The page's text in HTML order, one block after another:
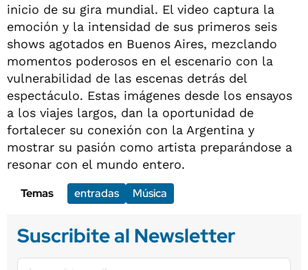
inicio de su gira mundial. El video captura la
emoción y la intensidad de sus primeros seis
shows agotados en Buenos Aires, mezclando
momentos poderosos en el escenario con la
vulnerabilidad de las escenas detrás del
espectáculo. Estas imágenes desde los ensayos
a los viajes largos, dan la oportunidad de
fortalecer su conexión con la Argentina y
mostrar su pasión como artista preparándose a
resonar con el mundo entero.
Temas
entradas Música
Suscribite al Newsletter